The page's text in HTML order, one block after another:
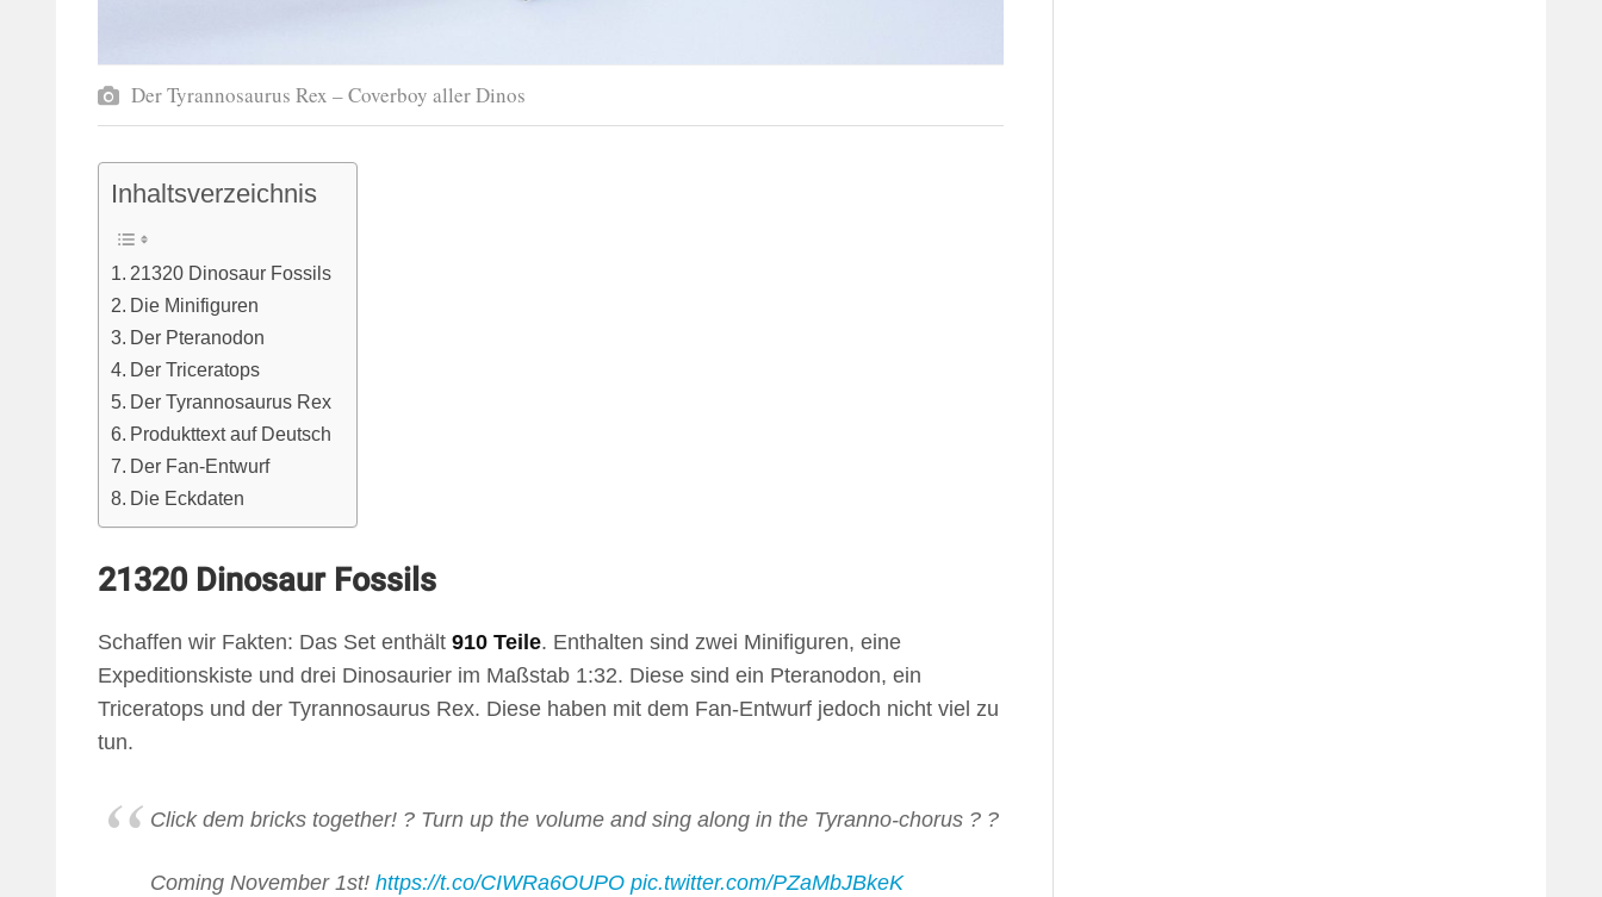
Der Tyrannosaurus Rex – Coverboy aller Dinos
Inhaltsverzeichnis
21320 Dinosaur Fossils
Die Minifiguren
Der Pteranodon
Der Triceratops
Der Tyrannosaurus Rex
Produkttext auf Deutsch
Der Fan-Entwurf
Die Eckdaten
21320 Dinosaur Fossils
Schaffen wir Fakten: Das Set enthält 910 Teile. Enthalten sind zwei Minifiguren, eine
Expeditionskiste und drei Dinosaurier im Maßstab 1:32. Diese sind ein Pteranodon, ein
Triceratops und der Tyrannosaurus Rex. Diese haben mit dem Fan-Entwurf jedoch nicht viel zu
tun.
Click dem bricks together! ? Turn up the volume and sing along in the Tyranno-chorus ? ?
Coming November 1st! https://t.co/CIWRa6OUPO pic.twitter.com/PZaMbJBkeK